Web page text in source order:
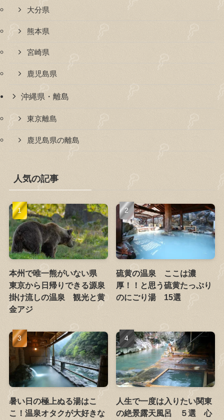
大分県
熊本県
宮崎県
鹿児島県
沖縄県・離島
東京離島
鹿児島県の離島
人気の記事
本州で唯一熊がいない県
東京から日帰りできる源泉
掛け流しの温泉 観光と黄
金アジ
硫黄の温泉 ここは濃
厚！！と思う硫黄たっぷり
のにごり湯 15選
暑い日の極上ぬる湯はこ
こ！温泉オタクが大好きな
人生で一度は入りたい関東
の絶景露天風呂 ５選 心